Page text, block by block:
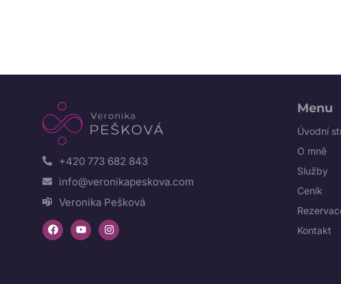
+420 773 682 843
info@veronikapeskova.com
Veronika Pešková
Menu
Úvodní
O mně
Služby
Ceník
Kontakt